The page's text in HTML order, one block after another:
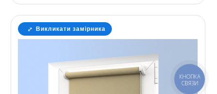
Викликати замірника
КНОПКА
СВЯЗИ